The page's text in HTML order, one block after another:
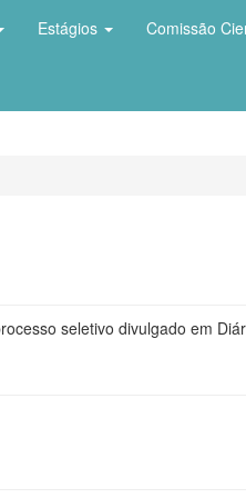
Estágios Comissão
seletivo divulgado em